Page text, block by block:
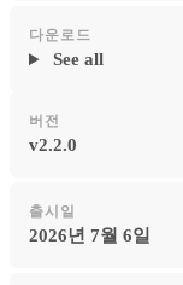
다운로드
See all
버전
v2.2.0
출시일
2026년 7월 6일